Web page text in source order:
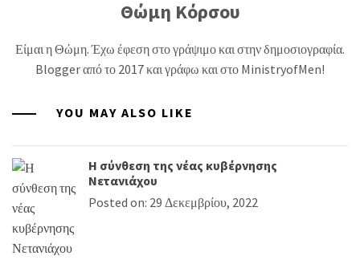
Θώμη Κόρσου
Είμαι η Θώμη. Έχω έφεση στο γράψιμο και στην δημοσιογραφία.
Blogger από το 2017 και γράφω και στο MinistryofMen!
YOU MAY ALSO LIKE
Η σύνθεση της νέας κυβέρνησης
Νετανιάχου
Posted on: 29 Δεκεμβρίου, 2022